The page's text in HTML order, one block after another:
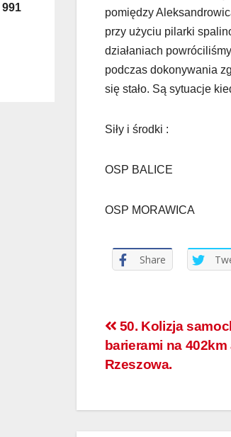
991
pomiędzy
przy użyciu pilarki
działaniach
podczas dokonywania
się stało. Są sytuacje
Siły i środki :
OSP BALICE
OSP MORAWICA
Share
50. Kolizja
barierami na
Rzeszowa.